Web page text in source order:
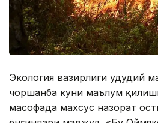
Экология вазирлиги ҳудудий
чоршанба куни маълум
масофада махсус назорат